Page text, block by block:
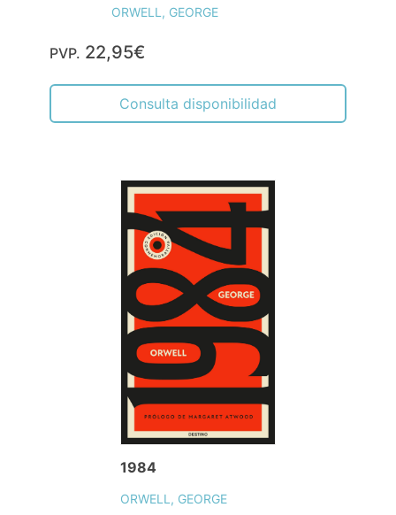
ORWELL, GEORGE
PVP. 22,95€
Consulta disponibilidad
1984
ORWELL, GEORGE